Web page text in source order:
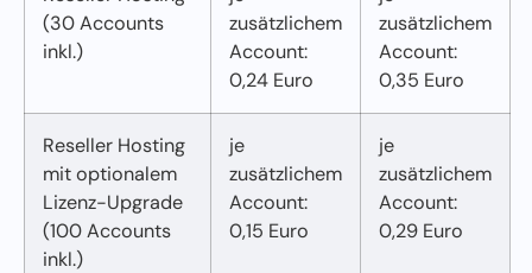
(30 Accounts
inkl.)
zusätzlichem
Account:
0,24 Euro
zusätzlichem
Account:
0,35 Euro
Reseller Hosting
mit optionalem
Lizenz-Upgrade
(100 Accounts
inkl.)
je
zusätzlichem
Account:
0,15 Euro
je
zusätzlichem
Account:
0,29 Euro